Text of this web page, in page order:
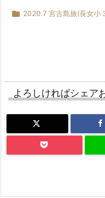
 2020.7 宮古島旅(長女小
よろしければシェア